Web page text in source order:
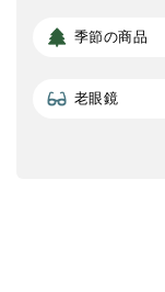
季節の商品
老眼鏡